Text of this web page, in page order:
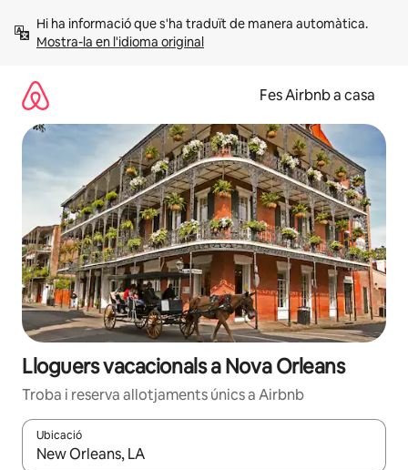
Mostra-la en l'idioma original
Fes Airbnb a casa
Lloguers vacacionals a Nova Orleans
Troba i reserva allotjaments únics a Airbnb
Ubicació
Quan els resultats estiguin disponibles, podràs navegar-hi a